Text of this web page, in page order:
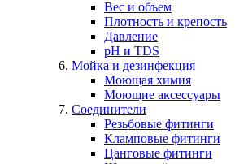
Вес и объем
Плотность и крепость
Давление
pH и TDS
Мойка и дезинфекция
Моющая химия
Моющие аксессуары
Соединители
Резьбовые фитинги
Кламповые фитинги
Цанговые фитинги